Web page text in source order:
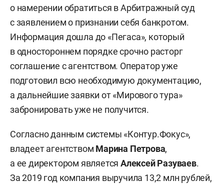
о намерении обратиться в Арбитражный суд
с заявлением о признании себя банкротом.
Информация дошла до «Пегаса», который
в одностороннем порядке срочно расторг
соглашение с агентством. Оператор уже
подготовил всю необходимую документацию,
а дальнейшие заявки от «Мирового тура»
забронировать уже не получится.
Согласно данным системы «Контур.Фокус»,
владеет агентством Марина Петрова,
а ее директором являетсяАлексей Разуваев.
За 2019 год компания выручила 13,2 млн рублей,